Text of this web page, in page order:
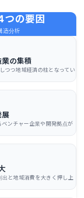
の要因
造分析
の集積
つつ地域経済の柱となってい
展
ベンチャー企業や開発拠点が
出と地域消費を大きく押し上